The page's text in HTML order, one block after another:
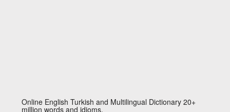
Online English Turkish and Multilingual Dictionary 20+
million words and idioms.